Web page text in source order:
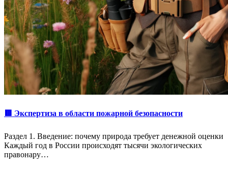
🟥 Экспертиза в области пожарной безопасности
Раздел 1. Введение: почему природа требует денежной оценки
Каждый год в России происходят тысячи экологических
правонару…